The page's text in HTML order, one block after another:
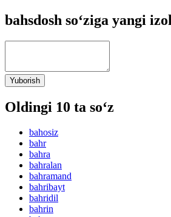
bahsdosh so‘ziga yangi
Yuborish
Oldingi 10 ta so‘z
bahosiz
bahr
bahra
bahralan
bahramand
bahribayt
bahridil
bahrin